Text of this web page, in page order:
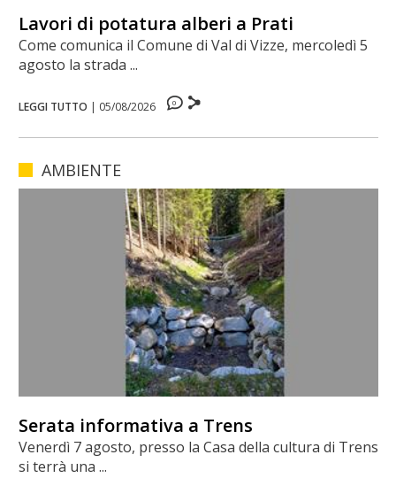
Lavori di potatura alberi a Prati
Come comunica il Comune di Val di Vizze, mercoledì 5
agosto la strada ...
LEGGI TUTTO | 05/08/2026 0
AMBIENTE
Serata informativa a Trens
Venerdì 7 agosto, presso la Casa della cultura di Trens,
si terrà una ...